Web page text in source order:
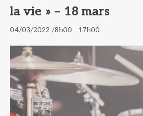
la vie » – 18 mars
04/03/2022 /8h00 - 17h00